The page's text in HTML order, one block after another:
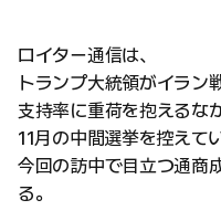
ロイター通信は、
トランプ大統領がイラン
支持率に重荷を抱えるなか
11月の中間選挙を控えて
今回の訪中で目立つ通商
る。